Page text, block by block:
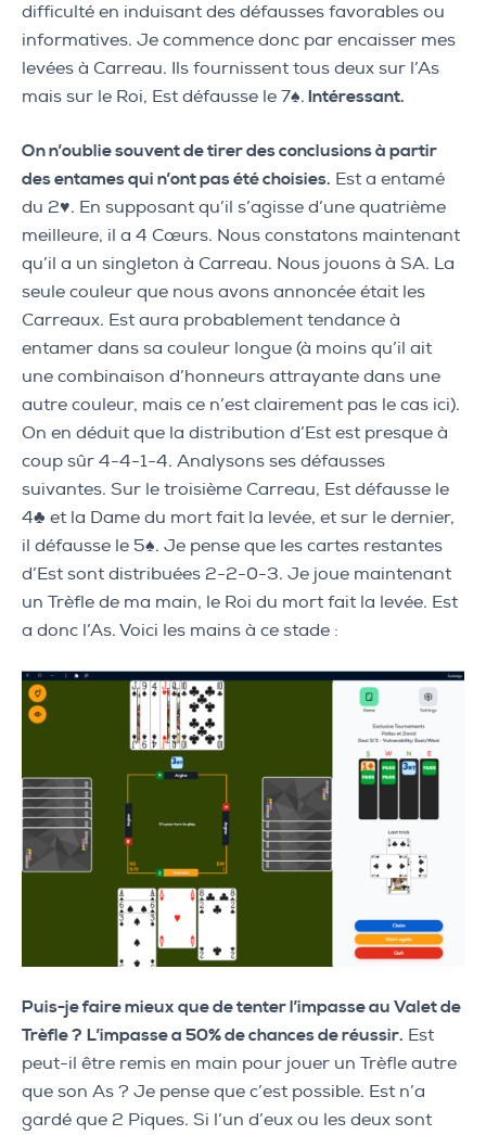
difficulté en induisant des défausses favorables ou
informatives. Je commence donc par encaisser mes
levées à Carreau. Ils fournissent tous deux sur l’As
mais sur le Roi, Est défausse le 7♠. Intéressant.
On n’oublie souvent de tirer des conclusions à partir
des entames qui n’ont pas été choisies. Est a entamé
du 2♥. En supposant qu’il s’agisse d’une quatrième
meilleure, il a 4 Cœurs. Nous constatons maintenant
qu’il a un singleton à Carreau. Nous jouons à SA. La
seule couleur que nous avons annoncée était les
Carreaux. Est aura probablement tendance à
entamer dans sa couleur longue (à moins qu’il ait
une combinaison d’honneurs attrayante dans une
autre couleur, mais ce n’est clairement pas le cas ici).
On en déduit que la distribution d’Est est presque à
coup sûr 4-4-1-4. Analysons ses défausses
suivantes. Sur le troisième Carreau, Est défausse le
4♣ et la Dame du mort fait la levée, et sur le dernier,
il défausse le 5♠. Je pense que les cartes restantes
d’Est sont distribuées 2-2-0-3. Je joue maintenant
un Trèfle de ma main, le Roi du mort fait la levée. Est
a donc l’As. Voici les mains à ce stade :
Puis-je faire mieux que de tenter l’impasse au Valet de
Trèfle ? L’impasse a 50% de chances de réussir. Est
peut-il être remis en main pour jouer un Trèfle autre
que son As ? Je pense que c’est possible. Est n’a
gardé que 2 Piques. Si l’un d’eux ou les deux sont